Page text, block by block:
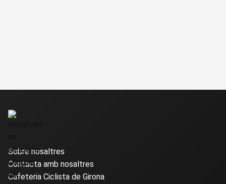
Sobre nosaltres
Contacta amb nosaltres
Cafeteria Ciclista de Girona